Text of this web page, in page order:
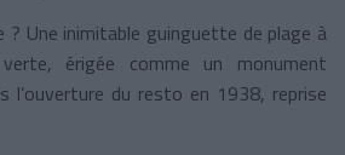
Une inimitable guinguette de plage à
érigée comme un monument
l’ouverture du resto en 1938, reprise